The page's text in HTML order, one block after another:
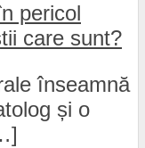
pericol
care sunt?
înseamnă
și o